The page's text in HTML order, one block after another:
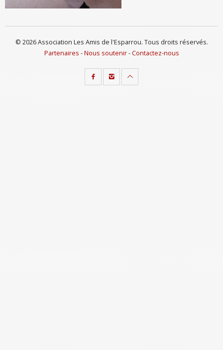
© 2026 Association Les Amis de l'Esparrou. Tous droits réservés.
Partenaires -Nous soutenir-Contactez-nous